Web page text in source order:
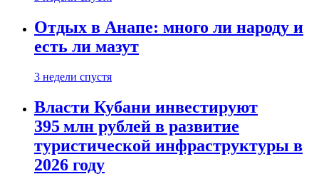
Отдых в Анапе: много ли народу и
есть ли мазут
3 недели спустя
Власти Кубани инвестируют
395 млн рублей в развитие
туристической инфраструктуры в
2026 году